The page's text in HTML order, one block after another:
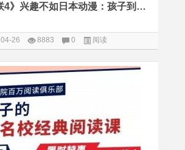
儿子对《复联4》兴趣不如日本动漫：孩子到底需要怎样的英雄主义
04-26 8883 0 阅读